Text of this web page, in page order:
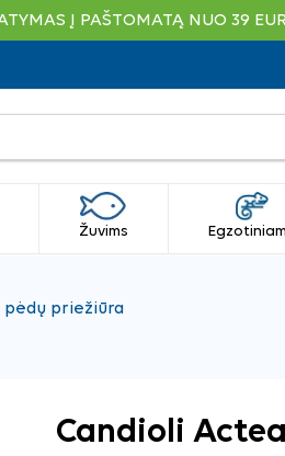
Į PAŠTOMATĄ NUO 39 EUR
Žuvims
pėdų priežiūra
Candioli